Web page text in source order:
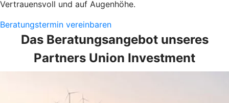
Vertrauensvoll und auf Augenhöhe.
Beratungstermin vereinbaren
Das Beratungsangebot unseres
Partners Union Investment